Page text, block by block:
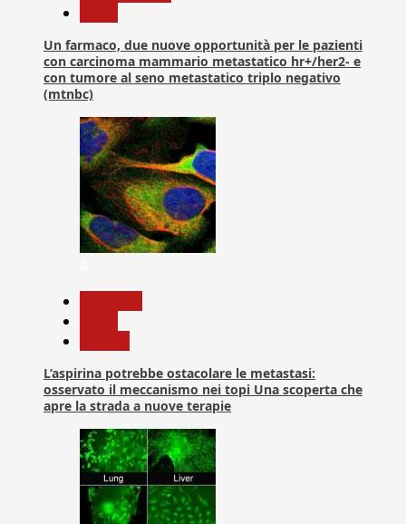
Un farmaco, due nuove opportunità per le pazienti
con carcinoma mammario metastatico hr+/her2- e
con tumore al seno metastatico triplo negativo
(mtnbc)
L’aspirina potrebbe ostacolare le metastasi:
osservato il meccanismo nei topi Una scoperta che
apre la strada a nuove terapie